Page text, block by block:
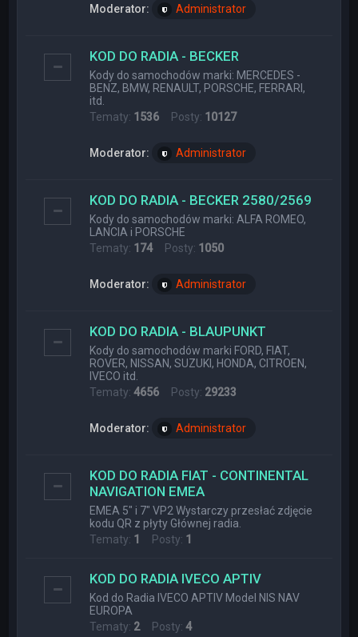
Moderator: Administrator
KOD DO RADIA - BECKER
Kody do samochodów marki: MERCEDES -
BENZ, BMW, RENAULT, PORSCHE, FERRARI,
itd.
Tematy: 1536 Posty: 10127
Moderator: Administrator
KOD DO RADIA - BECKER 2580/2569
Kody do samochodów marki: ALFA ROMEO,
LANCIA i PORSCHE
Tematy: 174Posty: 1050
Moderator: Administrator
KOD DO RADIA - BLAUPUNKT
Kody do samochodów marki FORD, FIAT,
ROVER, NISSAN, SUZUKI, HONDA, CITROEN,
IVECO itd.
Tematy:4656 Posty: 29233
Moderator: Administrator
KOD DO RADIA FIAT - CONTINENTAL
NAVIGATION EMEA
EMEA 5" i 7" VP2 Wystarczy przesłać zdjęcie
kodu QR z płyty Głównej radia.
Tematy: 1 Posty: 1
KOD DO RADIA IVECO APTIV
Kod do Radia IVECO APTIV Model NIS NAV
EUROPA
Tematy: 2Posty:4